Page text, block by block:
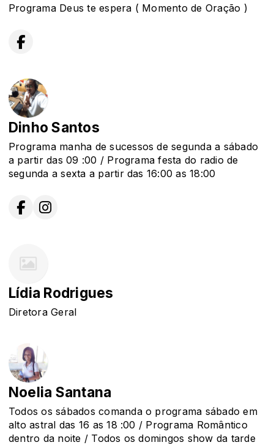
Programa Deus te espera ( Momento de Oração )
Dinho Santos
Programa manha de sucessos de segunda a sábado
a partir das 09 :00 / Programa festa do radio de
segunda a sexta a partir das 16:00 as 18:00
Lídia Rodrigues
Diretora Geral
Noelia Santana
Todos os sábados comanda o programa sábado em
alto astral das 16 as 18 :00 / Programa Romântico
dentro da noite / Todos os domingos show da tarde